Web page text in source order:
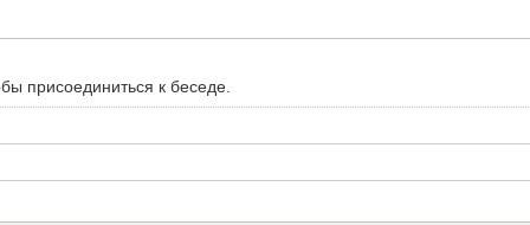
присоединиться к беседе.